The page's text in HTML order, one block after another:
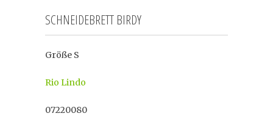
SCHNEIDEBRETT BIRDY
Größe S
Rio Lindo
07220080